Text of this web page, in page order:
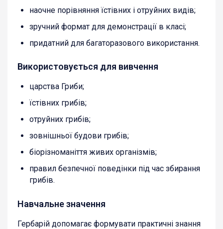
наочне порівняння їстівних і отруйних видів;
зручний формат для демонстрації в класі;
придатний для багаторазового використання.
Використовується для вивчення
царства Гриби;
їстівних грибів;
отруйних грибів;
зовнішньої будови грибів;
біорізноманіття живих організмів;
правил безпечної поведінки під час збирання
грибів.
Навчальне значення
Гербарій допомагає формувати практичні знання